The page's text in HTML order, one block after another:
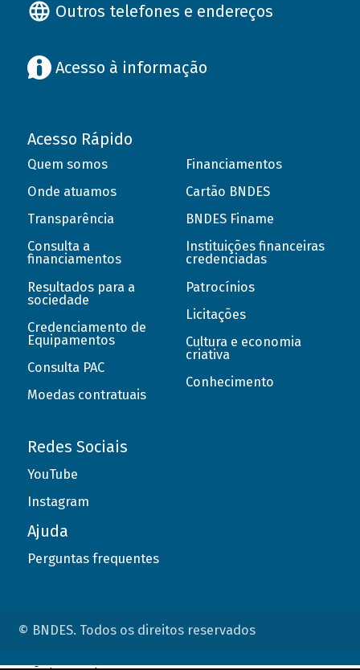
Outros telefones e endereços
Acesso à informação
Acesso Rápido
Quem somos
Onde atuamos
Transparência
Consulta a
financiamentos
Resultados para a
sociedade
Credenciamento de
Equipamentos
Consulta PAC
Moedas contratuais
Financiamentos
Cartão BNDES
BNDES Finame
Instituições financeiras
credenciadas
Patrocínios
Licitações
Cultura e economia
criativa
Conhecimento
Redes Sociais
YouTube
Instagram
Ajuda
Perguntas frequentes
© BNDES. Todos os direitos reservados